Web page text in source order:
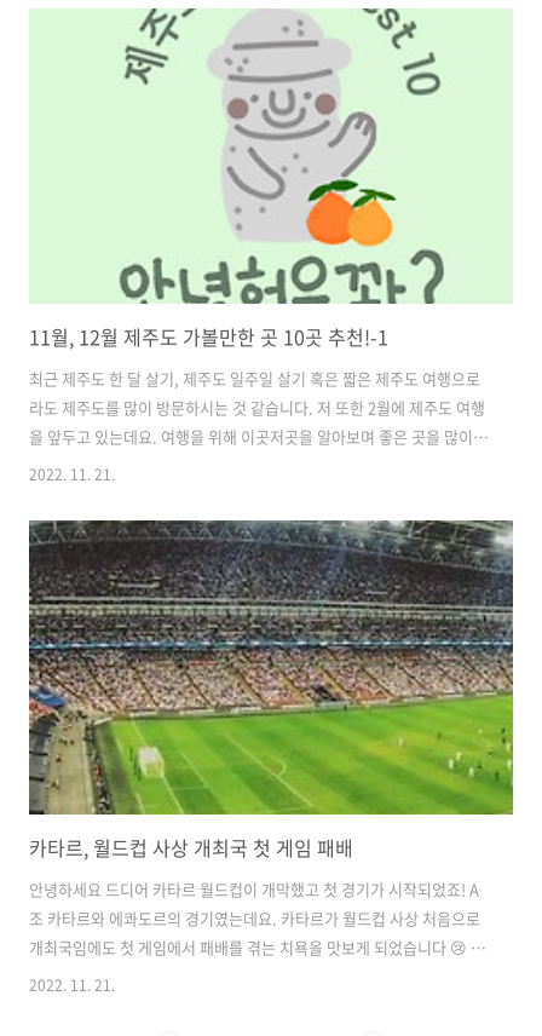
한 달 살기, 제주도 일주일 살기 혹은 짧은 제주도 여행으로라도 제주도
를 많이 방문하시는 것 같습니다. 저 또한 2월에 제주도 여행을 앞두고 있
는데요. 여행을 위해 이곳저곳을 알 www.12everything.com 그럼 제
주도 가볼만한 곳 추천해드립니다💕 6. 이오테후 해수욕장 먼저, 이오테
우 해수욕장입니다. 제주시 이호일동에..
11월, 12월 제주도 가볼만한 곳 10곳 추천!-1
최근 제주도 한 달 살기, 제주도 일주일 살기 혹은 짧은 제주도 여행으로
라도 제주도를 많이 방문하시는 것 같습니다. 저 또한 2월에 제주도 여행
을 앞두고 있는데요. 여행을 위해 이곳저곳을 알아보며 좋은 곳을 많이
발견하게 되었답니다😎 저와 같이 제주도 여행을 앞두고 있지만 아직 어
려 포스팅해보도록 하겠습니다! 1. 에코랜드 테마파크 제주도 갈 때마다
제가 꼭 방문하는 곳이 있는데요. 바로 에코랜드입니다. 사진도 제가 갔
을 때 촬영한 사진이랍니다 ㅎㅎ 에코랜드는 기차를 타고 곶자왈 숲 속을
여행하는 테마파크입니다. 입구에서부터 기차를 타고 원하는 역에 내려
서 관광할 수 있게 되어 있었는데 각 역마다 특색 있고 예쁘게 꾸며져 있
어서 볼거..
2022. 11. 21.
카타르, 월드컵 사상 개최국 첫 게임 패배
안녕하세요 드디어 카타르 월드컵이 개막했고 첫 경기가 시작되었죠! A
조 카타르와 에콰도르의 경기였는데요. 카타르가 월드컵 사상 처음으로
개최국임에도 첫 게임에서 패배를 겪는 치욕을 맛보게 되었습니다 😢 카
타르:에콰도르 경기 결과 및 정보 알려드리도록 하겠습니다. 우리나라 시
2022. 11. 21.